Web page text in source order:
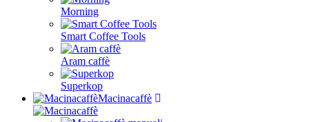
Morning
Smart Coffee Tools
Aram caffè
Superkop
Macinacaffè